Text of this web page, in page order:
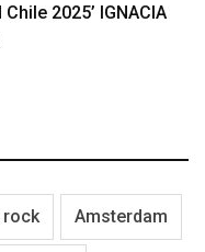
2025’ IGNACIA
rock Amsterdam